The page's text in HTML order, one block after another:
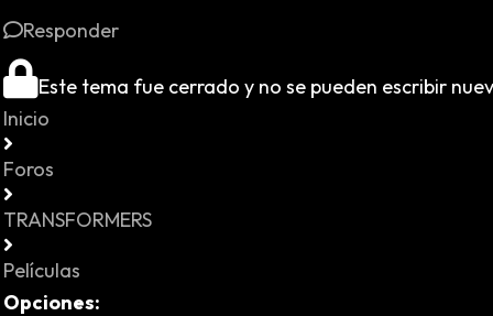
Responder
Este tema fue cerrado y no se pueden escribir
Inicio
Foros
TRANSFORMERS
Películas
Opciones: